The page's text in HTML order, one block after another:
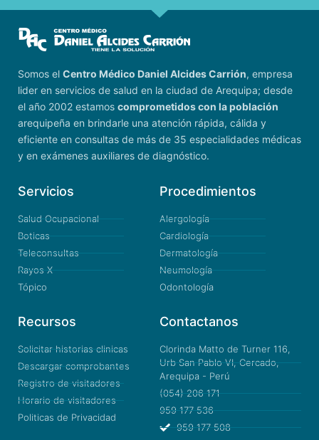
Somos el Centro Médico Daniel Alcides Carrión, empresa
lider en servicios de salud en la ciudad de Arequipa; desde
el año 2002 estamos comprometidos con la población
arequipeña en brindarle una atención rápida, cálida y
eficiente en consultas de más de 35 especialidades médicas
y en exámenes auxiliares de diagnóstico.
Servicios
Salud Ocupacional
Boticas
Teleconsultas
Rayos X
Tópico
Procedimientos
Alergología
Cardiología
Dermatología
Neumología
Odontología
Recursos
Solicitar historias clinicas
Descargar comprobantes
Registro de visitadores
Horario de visitadores
Politicas de Privacidad
Contactanos
Clorinda Matto de Turner 116,
Urb San Pablo VI, Cercado,
Arequipa - Perú
(054) 206 171
959 177 536
959 177 508